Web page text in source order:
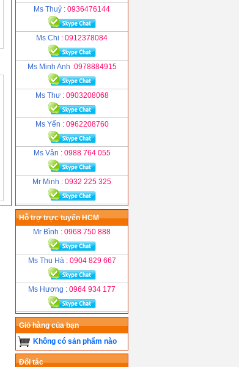
Ms Thuỷ : 0936476144
Ms Chi : 0912378084
Ms Minh Anh :0978884915
Ms Thư : 0903208068
Ms Yến : 0962208760
Ms Vân : 0988 764 055
Mr Minh : 0932 225 325
Hỗ trợ trực tuyến HCM
Mr Bình : 0968 750 888
Ms Thu Hà : 0904 829 667
Ms Hương : 0964 934 177
Giỏ hàng của bạn
Không có sản phẩm nào
Đối tác